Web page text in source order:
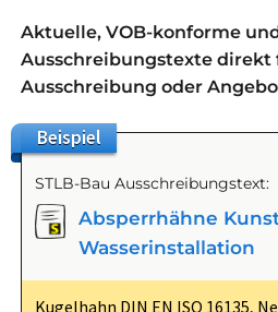
Aktuelle, VOB-konforme
Ausschreibungstexte direkt
Ausschreibung oder
Beispiel
STLB-Bau Ausschreibungstext:
Absperrhähne
Wasserinstallation
Kugelhahn DIN EN ISO 16135,